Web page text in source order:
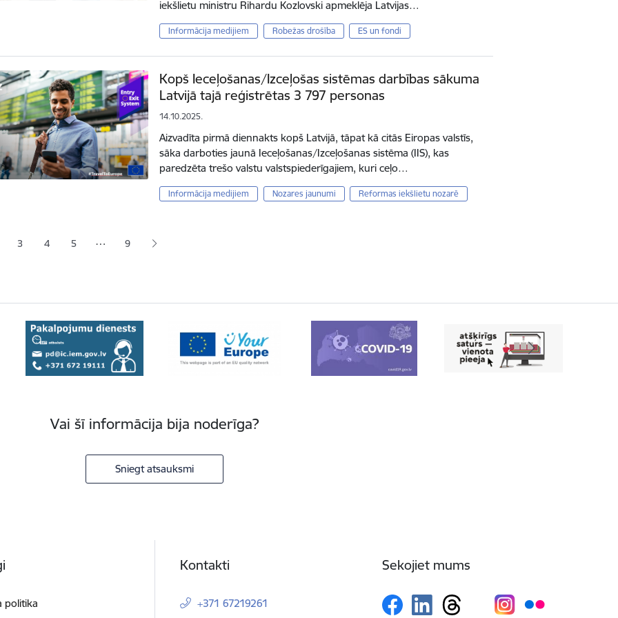
iekšlietu ministru Rihardu Kozlovski apmeklēja Latvijas…
Informācija medijiem Robežas drošība ES un fondi
Kopš Ieceļošanas/Izceļošas sistēmas darbības sākuma
Latvijā tajā reģistrētas 3 797 personas
14.10.2025.
Aizvadīta pirmā diennakts kopš Latvijā, tāpat kā citās Eiropas valstīs,
sāka darboties jaunā Ieceļošanas/Izceļošanas sistēma (IIS), kas
paredzēta trešo valstu valstspiederīgajiem, kuri ceļo…
Informācija medijiem Nozares jaunumi Reformas iekšlietu nozarē
lapaLapa
3 Lapa
4 Lapa
5 … 9
Vai šī informācija bija noderīga?
Sniegt atsauksmi
politika
Kontakti
+371 67219261
Sekojiet mums